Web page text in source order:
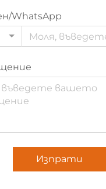
WhatsApp
Изпрати